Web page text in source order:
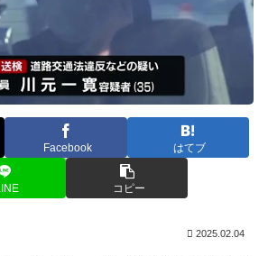
Facebook はてブ
コピー
2025.02.04